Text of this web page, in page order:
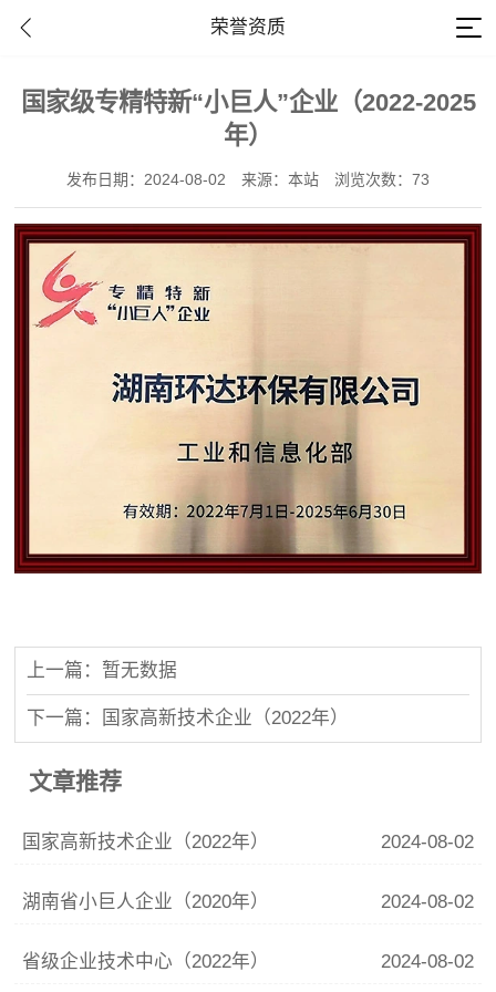
荣誉资质
国家级专精特新“小巨人”企业（2022-2025
年）
发布日期：2024-08-02 来源：本站 浏览次数：73
上一篇：暂无数据
下一篇：国家高新技术企业（2022年）
文章推荐
国家高新技术企业（2022年） 2024-08-02
湖南省小巨人企业（2020年） 2024-08-02
省级企业技术中心（2022年） 2024-08-02